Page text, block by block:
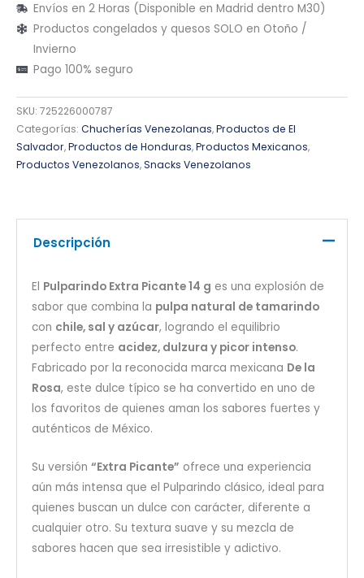
Envíos en 2 Horas (Disponible en Madrid dentro M30)
Productos congelados y quesos SOLO en Otoño /
Invierno
Pago 100% seguro
SKU: 725226000787
Categorías: Chucherías Venezolanas,Productos de El
Salvador,Productos de Honduras,Productos Mexicanos,
Productos Venezolanos,Snacks Venezolanos
Descripción
El Pulparindo Extra Picante 14 g es una explosión de
sabor que combina la pulpa natural de tamarindo
con chile, sal y azúcar, logrando el equilibrio
perfecto entre acidez, dulzura y picor intenso.
Fabricado por la reconocida marca mexicana De la
Rosa, este dulce típico se ha convertido en uno de
los favoritos de quienes aman los sabores fuertes y
auténticos de México.
Su versión “Extra Picante” ofrece una experiencia
aún más intensa que el Pulparindo clásico, ideal para
quienes buscan un dulce con carácter, diferente a
cualquier otro. Su textura suave y su mezcla de
sabores hacen que sea irresistible y adictivo.